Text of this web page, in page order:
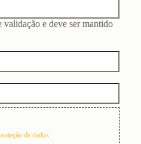
validação e deve ser mantido
de dados